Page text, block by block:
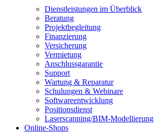
Dienstleistungen im Überblick
Beratung
Projektbegleitung
Finanzierung
Versicherung
Vermietung
Anschlussgarantie
Support
Wartung & Reparatur
Schulungen & Webinare
Softwareentwicklung
Positionsdienst
Laserscanning/BIM-Modellierung
Online-Shops